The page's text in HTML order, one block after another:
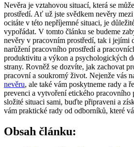
Nevěra je vztahovou situací, která se
prostředí. Ať už jste svědkem nevěry
ocitáte v této nepříjemné situaci, je
vypořádat. V tomto článku se budeme
nevěry v pracovním prostředí, tak i jejími
narůžení pracovního prostředí a
produktivitu a výkon a psychologických
strany. Rovněž se dozvíte, jak zachovat
pracovní a soukromý život. Nejenže vás
nevěru, ale také vám poskytneme rady a
prevenci a vytvoření etického pracovního
složité situaci sami, buďte připraveni a
vám praktické rady od odborníků, které
Obsah článku: